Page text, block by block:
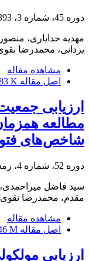
دوره 45، شماره 3، 1393، صفحه
مهدیه خدایاری،
یزدانی، محمدرضا
مشاهده مقاله
اصل مقاله K
ارزیابی
مطالعه
شاخص‌های
دوره 52، شماره 4، زمستان 1400، صفحه
سید فاضل
مقدم، محمدرضا
مشاهده مقاله
اصل مقاله M
ارزیابی